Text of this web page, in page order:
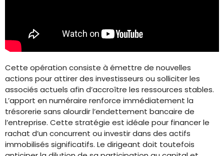
Cette opération consiste à émettre de nouvelles
actions pour attirer des investisseurs ou solliciter les
associés actuels afin d’accroître les ressources stables.
L’apport en numéraire renforce immédiatement la
trésorerie sans alourdir l’endettement bancaire de
l’entreprise. Cette stratégie est idéale pour financer le
rachat d’un concurrent ou investir dans des actifs
immobilisés significatifs. Le dirigeant doit toutefois